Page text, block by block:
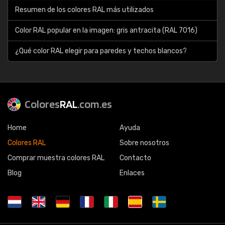
Resumen de los colores RAL más utilizados
Color RAL popular en la imagen: gris antracita (RAL 7016)
¿Qué color RAL elegir para paredes y techos blancos?
ColoresRAL.com.es
Home
Colores RAL
Comprar muestra colores RAL
Blog
Ayuda
Sobre nosotros
Contacto
Enlaces